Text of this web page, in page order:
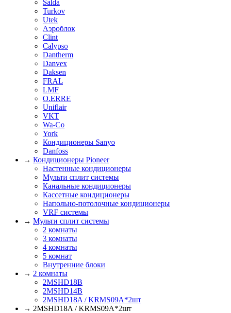
Salda
Turkov
Utek
Аэроблок
Clint
Calypso
Dantherm
Danvex
Daksen
FRAL
LMF
O.ERRE
Uniflair
VKT
Wa-Co
York
Кондиционеры Sanyo
Danfoss
→ Кондиционеры Pioneer
Настенные кондиционеры
Мульти сплит системы
Канальные кондиционеры
Кассетные кондиционеры
Напольно-потолочные кондиционеры
VRF системы
→ Мульти сплит системы
2 комнаты
3 комнаты
4 комнаты
5 комнат
Внутренние блоки
→ 2 комнаты
2MSHD18B
2MSHD14B
2MSHD18A / KRMS09A*2шт
→ 2MSHD18A / KRMS09A*2шт